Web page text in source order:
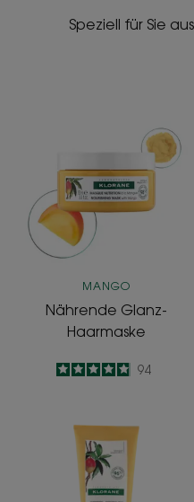
Speziell für Sie
Haarmaske
MANGO
Nährende Glanz-
Haarmaske
4.9
/
5
94
Nährender
Pflegebalsam